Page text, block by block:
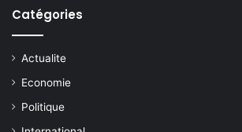
Catégories
Actualite
Economie
Politique